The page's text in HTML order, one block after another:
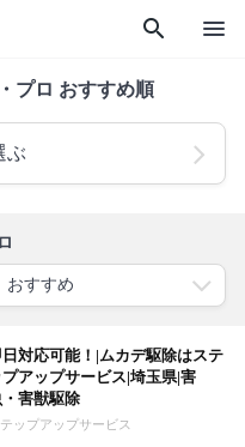
search menu
プロ おすすめ順
ぶ
対応可能！|ムカデ駆除はステ
プアップサービス|埼玉県|害
・害獣駆除
ップアップサービス